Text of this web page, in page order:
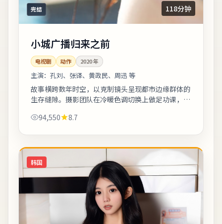
完结 118分钟
小城广播归来之前
电视剧 动作 2020年
主演： 孔刘、张译、黄政民、周迅 等
故事横跨数年时空，以克制镜头呈现都市边缘群体的
生存缝隙。摄影团队在冷暖色调切换上做足功课，城
实景拍摄，旅行爱好者可按图索骥打卡。《...
94,550 8.7
韩国